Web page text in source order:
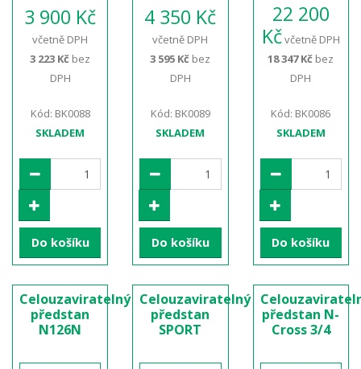
3 900 Kč
včetně DPH
3 223 Kč bez
DPH
Kód: BK0088
SKLADEM
Do košíku
4 350 Kč
včetně DPH
3 595 Kč bez
DPH
Kód: BK0089
SKLADEM
Do košíku
22 200
Kčvčetně DPH
18 347 Kč bez
DPH
Kód: BK0086
SKLADEM
Do košíku
Celouzaviratelný
předstan
N126N
Celouzaviratelný
předstan
SPORT
předstan N-
Cross 3/4